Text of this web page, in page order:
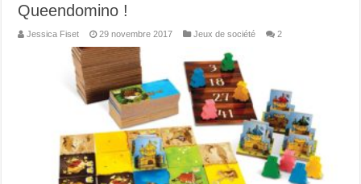
Queendomino !
Jessica Fiset 29 novembre 2017 Jeux de société 2